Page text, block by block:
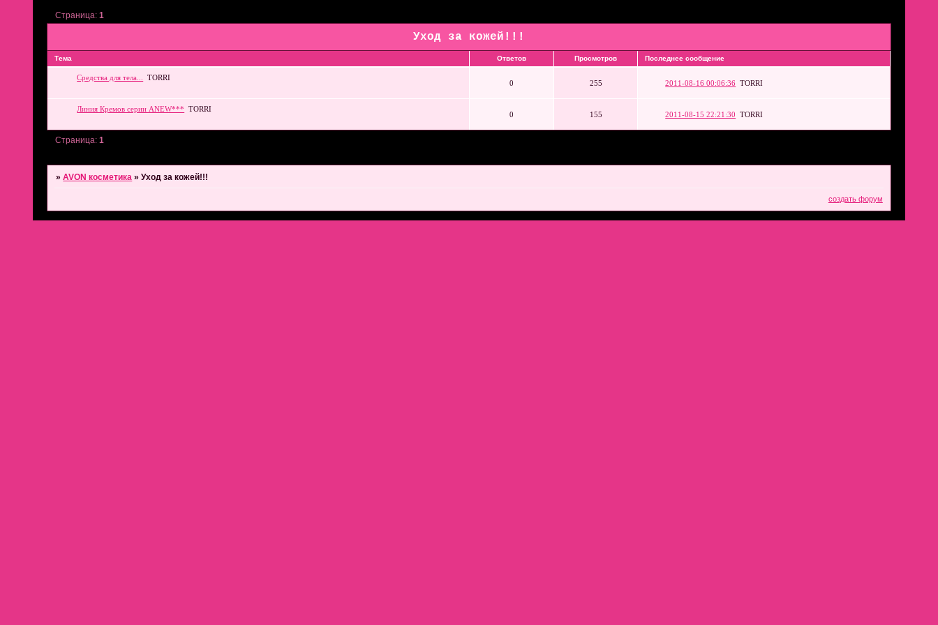
Уход за кожей!!!
Страница:1
Тема Ответов Просмотров Последнее сообщение
Средства для тела... TORRI
0 255 2011-08-16 00:06:36 TORRI
Линия Кремов серии ANEW*** TORRI
0 155 2011-08-15 22:21:30 TORRI
Страница:1
»AVON косметика »Уход за кожей!!!
создать форум